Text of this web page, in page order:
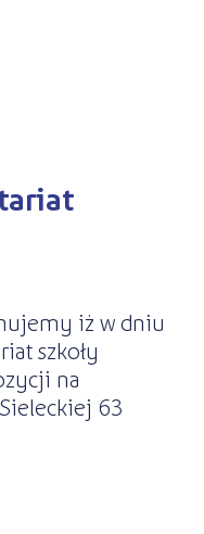
iż w dniu
szkoły
na
63